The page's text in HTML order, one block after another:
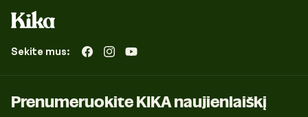
Sekite mus: „Facebook“
„Instagram“
„YouTube“
Prenumeruokite KIKA naujienlaiškį